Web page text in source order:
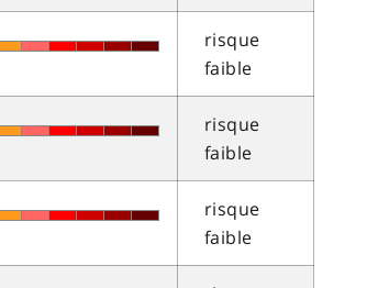
risque
faible
risque
faible
risque
faible